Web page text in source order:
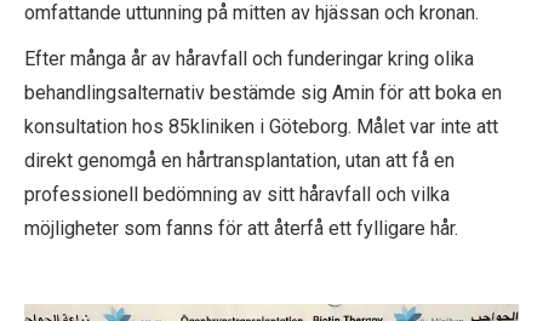
omfattande uttunning på mitten av hjässan och kronan.
Efter många år av håravfall och funderingar kring olika
behandlingsalternativ bestämde sig Amin för att boka en
konsultation hos 85kliniken i Göteborg. Målet var inte att
direkt genomgå en hårtransplantation, utan att få en
professionell bedömning av sitt håravfall och vilka
möjligheter som fanns för att återfå ett fylligare hår.